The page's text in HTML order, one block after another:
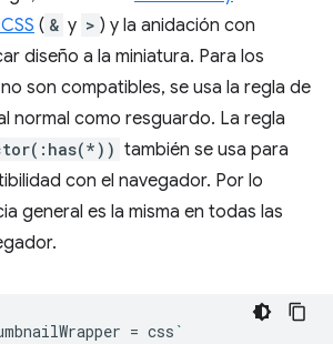
( & y > ) y la anidación con
diseño a la miniatura. Para los
son compatibles, se usa la regla de
normal como resguardo. La regla
también se usa para
con el navegador. Por lo
general es la misma en todas las
= css `